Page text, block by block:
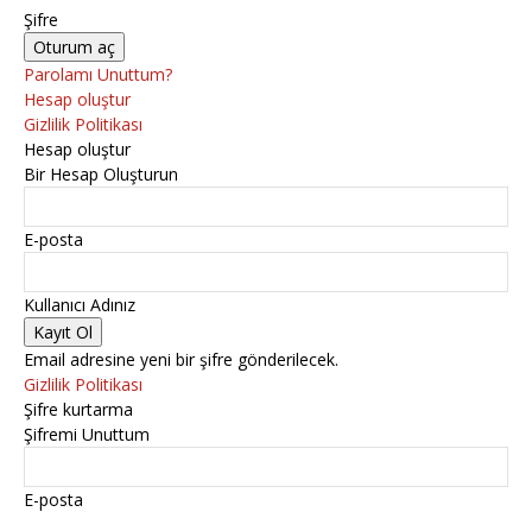
Şifre
Parolamı Unuttum?
Hesap oluştur
Gizlilik Politikası
Hesap oluştur
Bir Hesap Oluşturun
E-posta
Kullanıcı Adınız
Email adresine yeni bir şifre gönderilecek.
Gizlilik Politikası
Şifre kurtarma
Şifremi Unuttum
E-posta